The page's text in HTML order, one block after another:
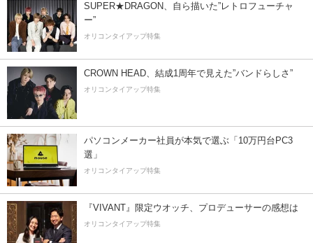
SUPER★DRAGON、自ら描いた”レトロフューチャ
ー”
オリコンタイアップ特集
CROWN HEAD、結成1周年で見えた”バンドらしさ”
オリコンタイアップ特集
パソコンメーカー社員が本気で選ぶ「10万円台PC3
選」
オリコンタイアップ特集
『VIVANT』限定ウオッチ、プロデューサーの感想は
オリコンタイアップ特集